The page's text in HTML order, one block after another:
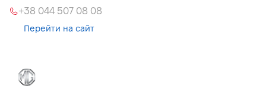
+38 044 507 08 08
Перейти на сайт